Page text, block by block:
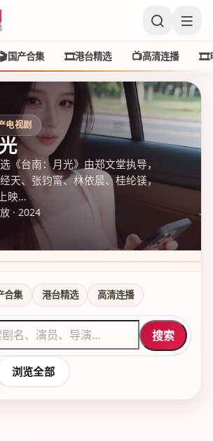
🎬国产合集 🎞️港台精选 📺高清连播 🎞️
电视剧
《台南：月光》由郑文堂执导，
天、张钧甯、林依晨、桂纶镁，
映…
· 2024
尖沙咀追光案 第1季
7.6·50万次播放 8.8·
合集 港台精选 高清连播
搜索
浏览全部